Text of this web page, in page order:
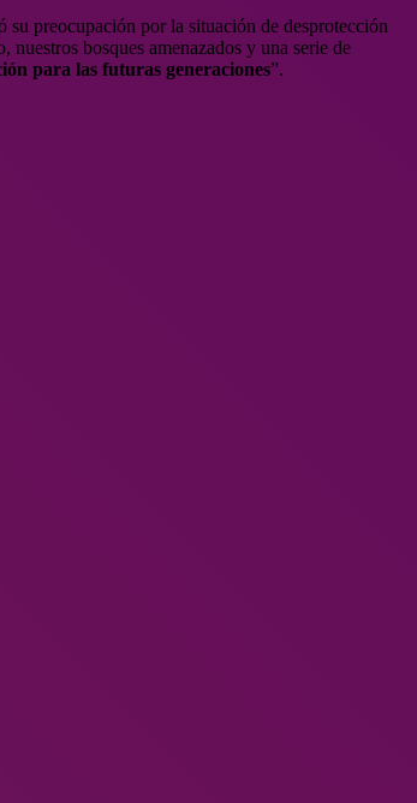
preocupación por la situación de desprotección
nuestros bosques amenazados y una serie de
para las futuras generaciones”.